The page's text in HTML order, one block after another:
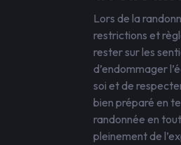
Lors de la
restrictions et
rester sur les
d’endommager
soi et de
bien préparé en
randonnée en
pleinement de